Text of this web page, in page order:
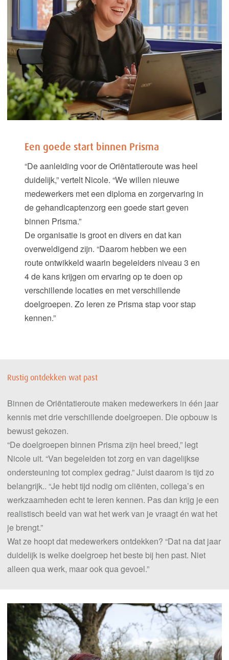
Een goede start binnen Prisma
“De aanleiding voor de Oriëntatieroute was heel
duidelijk,” vertelt Nicole. “We willen nieuwe
medewerkers met een diploma en zorgervaring in
de gehandicaptenzorg een goede start geven
binnen Prisma.”
De organisatie is groot en divers en dat kan
overweldigend zijn. “Daarom hebben we een
route ontwikkeld waarin begeleiders niveau 3 en
4 de kans krijgen om ervaring op te doen op
verschillende locaties en met verschillende
doelgroepen. Zo leren ze Prisma stap voor stap
kennen.”
Rustig ontdekken wat past
Binnen de Oriëntatieroute maken medewerkers in één jaar
kennis met drie verschillende doelgroepen. Die opbouw is
bewust gekozen.
“De doelgroepen binnen Prisma zijn heel breed,” legt
Nicole uit. “Van begeleiden tot zorg en van dagelijkse
ondersteuning tot complex gedrag.” Juist daarom is tijd zo
belangrijk.. “Je hebt tijd nodig om cliënten, collega’s en
werkzaamheden echt te leren kennen. Pas dan krijg je een
realistisch beeld van wat het werk van je vraagt én wat het
je brengt.”
Wat ze hoopt dat medewerkers ontdekken? “Dat na dat jaar
duidelijk is welke doelgroep het beste bij hen past. Niet
alleen qua werk, maar ook qua gevoel.”